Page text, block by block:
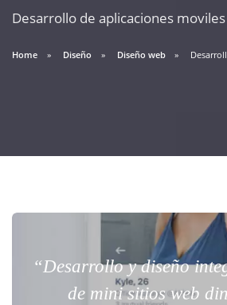
Desarrollo de aplicaciones moviles
Home Diseño Diseño web
“Desarrollo y diseño
de mini sitios web